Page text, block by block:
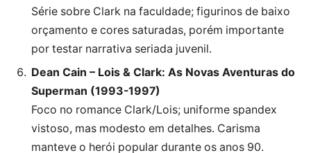
Série sobre Clark na faculdade; figurinos de baixo
orçamento e cores saturadas, porém importante
por testar narrativa seriada juvenil.
Dean Cain – Lois & Clark: As Novas Aventuras do
Superman (1993-1997)
Foco no romance Clark/Lois; uniforme spandex
vistoso, mas modesto em detalhes. Carisma
manteve o herói popular durante os anos 90.